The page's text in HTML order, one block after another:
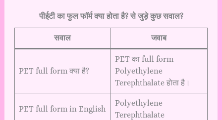
पीईटी का फुल फॉर्म क्या होता है? से जुड़े कुछ सवाल?
सवाल जवाब
PET full form क्या है?
PET का full form
Polyethylene
Terephthalate होता है।
PET full form in English
Polyethylene
Terephthalate